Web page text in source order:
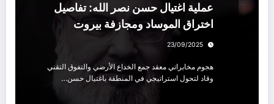
عملية اغتيال حسن نصر الله: تفاصيل
اختراق الموساد ومجازفة بيروت
23/09/2025
هجوم مخابراتي معقد جمع الخداع الأرضي والتفوق التقني
وقاد لتحول استراتيجي في المنطقة باغتيال حسن…